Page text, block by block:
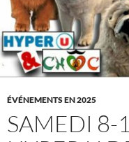
ÉVÉNEMENTS EN 2025
SAMEDI 8-